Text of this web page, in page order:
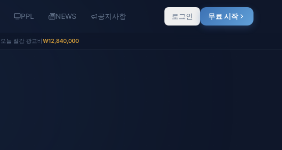
PPL NEWS 공지사항 로그인 무료 시작
오늘 절감 광고비₩12,840,000